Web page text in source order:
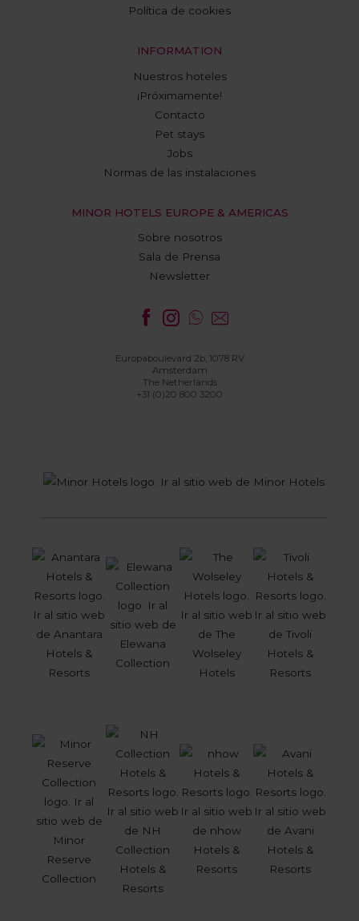
Política de cookies
INFORMATION
Nuestros hoteles
¡Próximamente!
Contacto
Pet stays
Jobs
Normas de las instalaciones
MINOR HOTELS EUROPE & AMERICAS
Sobre nosotros
Sala de Prensa
Newsletter
Europaboulevard 2b, 1078 RV
Amsterdam
The Netherlands
+31 (0)20 800 3200